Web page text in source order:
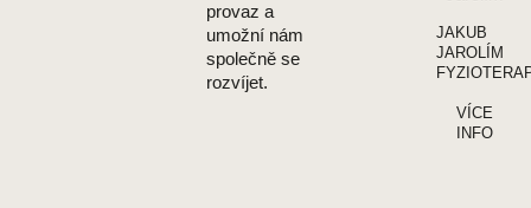
provaz a
umožní nám
společně se
rozvíjet.
JAKUB
JAROLÍM
VÍCE
INFO